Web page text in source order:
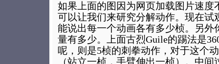
如果上面的图因为网页加载图片速
可以让我们来研究分解动作。现在
能说出每一个动画各有多少桢。另
量有多少。上面古烈Guile的踢法是
呢，则是5桢的刺拳动作，对于这个
（站立一桢，手臂伸出一桢）。中